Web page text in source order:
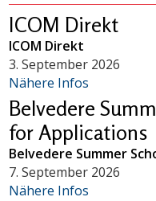
ICOM Direkt
ICOM Direkt
3. September 2026
Nähere Infos
Belvedere
for Applications
Belvedere Summer
7. September 2026
Nähere Infos